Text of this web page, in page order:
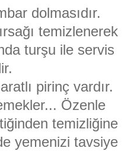
dolmasıdır.
temizlenerek
turşu ile servis
pirinç vardır.
Özenle
temizliğine
yemenizi tavsiye